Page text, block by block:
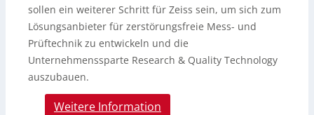
sollen ein weiterer Schritt für Zeiss sein, um sich zum
Lösungsanbieter für zerstörungsfreie Mess- und
Prüftechnik zu entwickeln und die
Unternehmenssparte Research & Quality Technology
auszubauen.
Weitere Information